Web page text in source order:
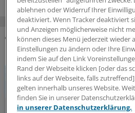
DAS KÖNNTE SIE AUCH
ablehnen oder Widerruf Ihrer
deaktiviert. Wenn Tracker deaktiviert
und Anzeigen möglicherweise nicht
können dieses Menü jederzeit wieder
Einstellungen zu ändern oder Ihre
indem Sie auf den Link
Rand der Webseite klicken [oder das
links auf der Webseite, falls
gelten innerhalb unseres Website.
finden Sie in unserer
in unserer Datenschutzerklärung.